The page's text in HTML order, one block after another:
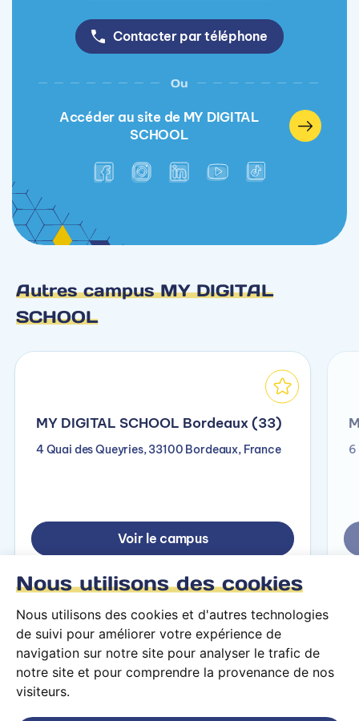
Nous utilisons des cookies
Nous utilisons des cookies et d'autres technologies
de suivi pour améliorer votre expérience de
navigation sur notre site pour analyser le trafic de
notre site et pour comprendre la provenance de nos
visiteurs.
Contacter par téléphone
Ou
Accéder au site de MY DIGITAL
SCHOOL
Autres campus MY DIGITAL
SCHOOL
MY DIGITAL SCHOOL Bordeaux (33)
4 Quai des Queyries, 33100 Bordeaux, France
Voir le campus
6
Conditions générales d’utilisation